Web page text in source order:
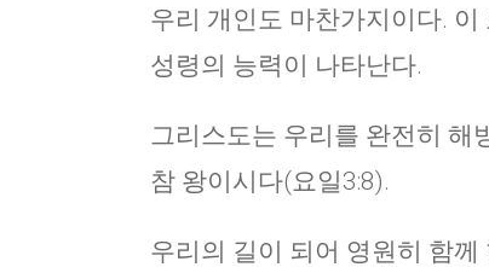
우리 개인도 마찬가지이다.
성령의 능력이 나타난다.
그리스도는 우리를 완전히 해
참 왕이시다(요일3:8).
우리의 길이 되어 영원히 함